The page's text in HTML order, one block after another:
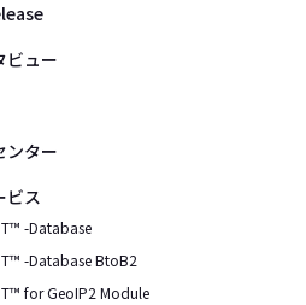
ビュー
ンター
ビス
-Database
-Database BtoB2
for GeoIP2 Module